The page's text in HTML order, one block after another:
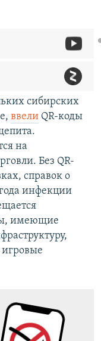
сибирских
ввелиQR-коды
на
Без QR-
справок о
инфекции
имеющие